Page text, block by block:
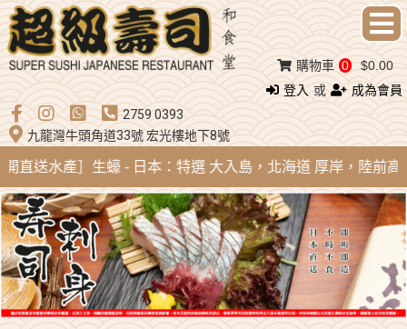
登入 或
成為會員
2759 0393
九龍灣牛頭角道33號 宏光樓地下8號
購物車 0 $0.00
直送水產］生蠔 - 日本：特選 大入島，北海道 厚岸，陸前